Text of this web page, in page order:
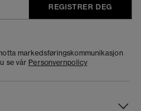
REGISTRER DEG
markedsføringskommunikasjon
se vår Personvernpolicy